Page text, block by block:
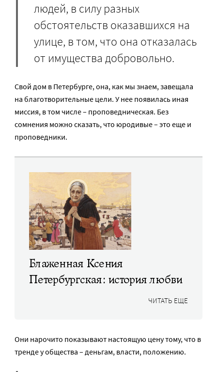
людей, в силу разных
обстоятельств оказавшихся на
улице, в том, что она отказалась
от имущества добровольно.
Свой дом в Петербурге, она, как мы знаем, завещала
на благотворительные цели. У нее появилась иная
миссия, в том числе – проповедническая. Без
сомнения можно сказать, что юродивые – это еще и
проповедники.
Блаженная Ксения
Петербургская: история любви
ЧИТАТЬ ЕЩЕ
Они нарочито показывают настоящую цену тому, что в
тренде у общества – деньгам, власти, положению.